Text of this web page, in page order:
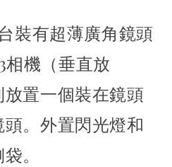
裝有超薄廣角鏡頭
相機（垂直放
置一個裝在鏡頭
。外置閃光燈和
。